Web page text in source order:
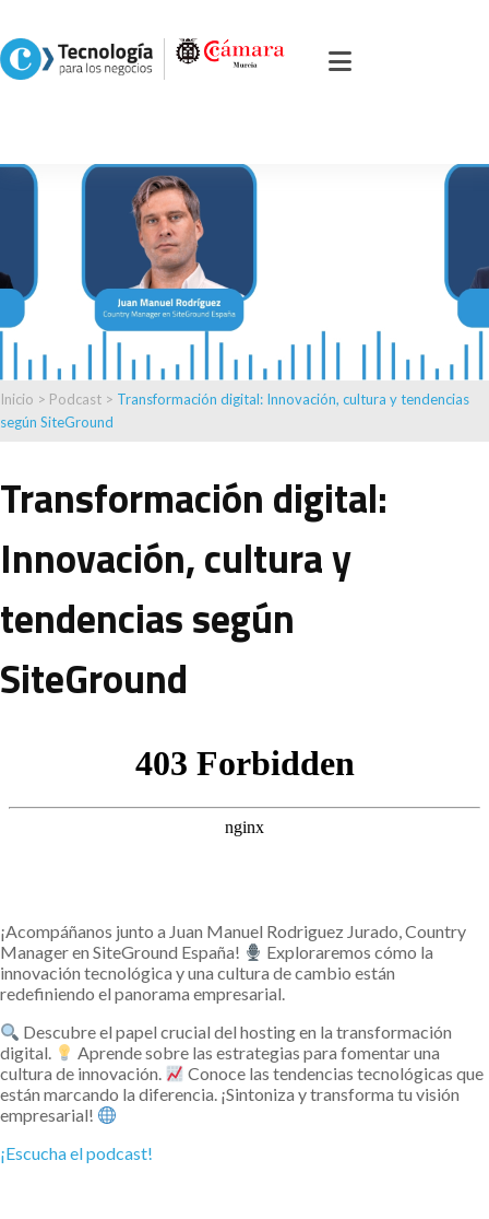
Inicio > Podcast > Transformación digital: Innovación, cultura y tendencias
según SiteGround
Transformación digital:
Innovación, cultura y
tendencias según
SiteGround
¡Acompáñanos junto a Juan Manuel Rodriguez Jurado, Country
Manager en SiteGround España!
Exploraremos cómo la
innovación tecnológica y una cultura de cambio están
redefiniendo el panorama empresarial.
Descubre el papel crucial del hosting en la transformación
digital.
Aprende sobre las estrategias para fomentar una
cultura de innovación.
Conoce las tendencias tecnológicas que
están marcando la diferencia. ¡Sintoniza y transforma tu visión
empresarial!
¡Escucha el podcast!